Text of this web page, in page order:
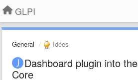
GLPI
General Idées
Dashboard plugin into the
Core